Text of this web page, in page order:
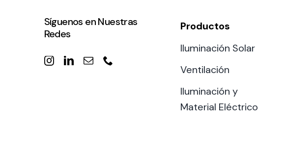
Síguenos en Nuestras
Redes
Productos
Iluminación Solar
Ventilación
Iluminación y
Material Eléctrico